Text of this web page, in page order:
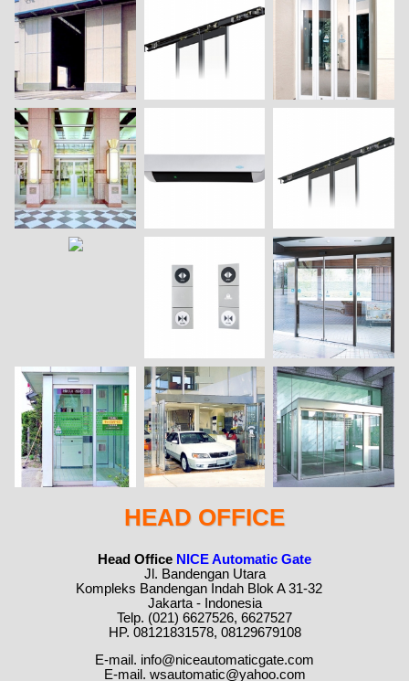
HEAD OFFICE
Head Office NICE Automatic Gate
Jl. Bandengan Utara
Kompleks Bandengan Indah Blok A 31-32
Jakarta - Indonesia
Telp. (021) 6627526, 6627527
HP. 08121831578, 08129679108
E-mail. info@niceautomaticgate.com
E-mail. wsautomatic@yahoo.com